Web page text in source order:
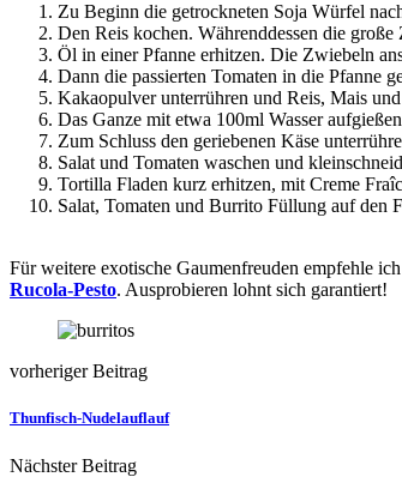
Zu Beginn die getrockneten Soja Würfel
Den Reis kochen. Währenddessen die
Öl in einer Pfanne erhitzen. Die Zwiebeln
Dann die passierten Tomaten in die Pfanne
Kakaopulver unterrühren und Reis, Mais
Das Ganze mit etwa 100ml Wasser
Zum Schluss den geriebenen Käse
Salat und Tomaten waschen und
Tortilla Fladen kurz erhitzen, mit Creme
Salat, Tomaten und Burrito Füllung auf den
Für weitere exotische Gaumenfreuden empfehle
Rucola-Pesto. Ausprobieren lohnt sich garantiert!
vorheriger Beitrag
Thunfisch-Nudelauflauf
Nächster Beitrag